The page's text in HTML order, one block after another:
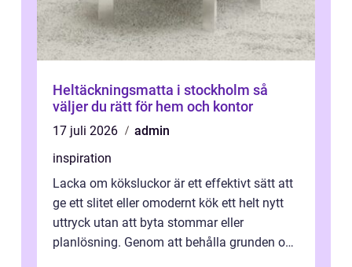
Heltäckningsmatta i stockholm så
väljer du rätt för hem och kontor
17 juli 2026
admin
inspiration
Lacka om köksluckor är ett effektivt sätt att
ge ett slitet eller omodernt kök ett helt nytt
uttryck utan att byta stommar eller
planlösning. Genom att behålla grunden och